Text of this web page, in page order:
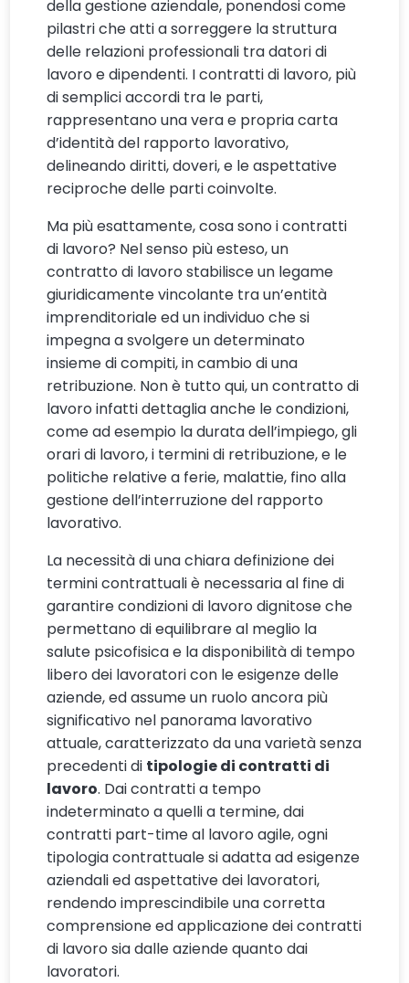
della gestione aziendale, ponendosi come
pilastri che atti a sorreggere la struttura
delle relazioni professionali tra datori di
lavoro e dipendenti. I contratti di lavoro, più
di semplici accordi tra le parti,
rappresentano una vera e propria carta
d’identità del rapporto lavorativo,
delineando diritti, doveri, e le aspettative
reciproche delle parti coinvolte.
Ma più esattamente, cosa sono i contratti
di lavoro? Nel senso più esteso, un
contratto di lavoro stabilisce un legame
giuridicamente vincolante tra un’entità
imprenditoriale ed un individuo che si
impegna a svolgere un determinato
insieme di compiti, in cambio di una
retribuzione. Non è tutto qui, un contratto di
lavoro infatti dettaglia anche le condizioni,
come ad esempio la durata dell’impiego, gli
orari di lavoro, i termini di retribuzione, e le
politiche relative a ferie, malattie, fino alla
gestione dell’interruzione del rapporto
lavorativo.
La necessità di una chiara definizione dei
termini contrattuali è necessaria al fine di
garantire condizioni di lavoro dignitose che
permettano di equilibrare al meglio la
salute psicofisica e la disponibilità di tempo
libero dei lavoratori con le esigenze delle
aziende, ed assume un ruolo ancora più
significativo nel panorama lavorativo
attuale, caratterizzato da una varietà senza
precedenti di tipologie di contratti di
lavoro. Dai contratti a tempo
indeterminato a quelli a termine, dai
contratti part-time al lavoro agile, ogni
tipologia contrattuale si adatta ad esigenze
aziendali ed aspettative dei lavoratori,
rendendo imprescindibile una corretta
comprensione ed applicazione dei contratti
di lavoro sia dalle aziende quanto dai
lavoratori.